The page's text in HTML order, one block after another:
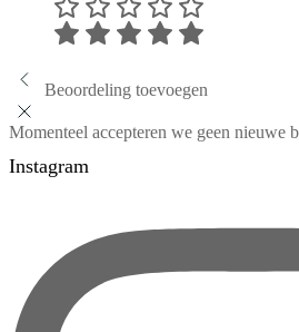
Beoordeling toevoegen
Momenteel accepteren we geen nieuwe
Instagram